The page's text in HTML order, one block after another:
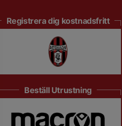
Registrera dig kostnadsfritt
Beställ Utrustning